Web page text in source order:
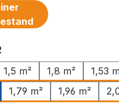
1,5 m² 1,8 m² 1,53
1,79 m² 1,96 m²